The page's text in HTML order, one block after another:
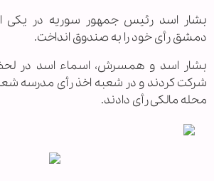
بشار اسد رئیس جمهور سوریه در یکی
دمشق رأی خود را به صندوق انداخت.
بشار اسد و همسرش، اسماء اسد در لحظه
شرکت کردند و در شعبه اخذ رأی مدرسه
محله مالکی رأی دادند.